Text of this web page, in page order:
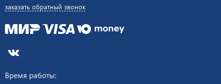
заказать обратный звонок
Время работы: